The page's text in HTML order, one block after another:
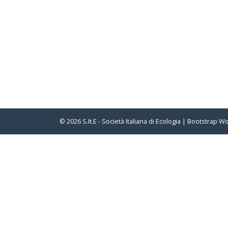
© 2026 S.It.E - Società Italiana di Ecologia | Bootstrap